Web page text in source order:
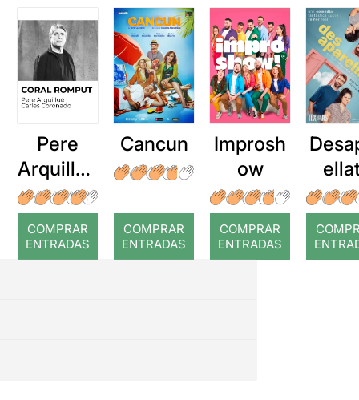
Pere
Arquillué
: Coral
romput
COMPRAR
ENTRADAS
Cancun
COMPRAR
ENTRADAS
Improsh
ow
COMPRAR
ENTRADAS